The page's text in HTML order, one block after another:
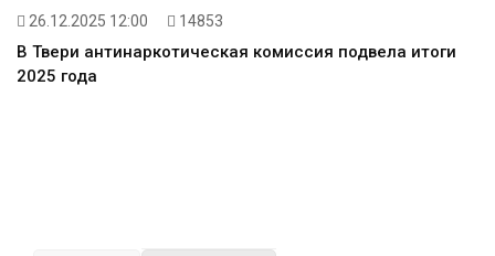
26.12.2025 12:00 14853
В Твери антинаркотическая комиссия подвела итоги
2025 года